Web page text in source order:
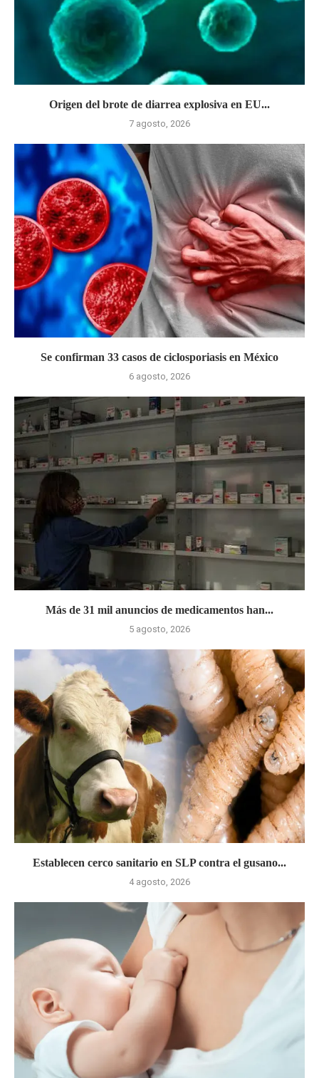
Origen del brote de diarrea explosiva en EU...
7 agosto, 2026
Se confirman 33 casos de ciclosporiasis en México
6 agosto, 2026
Más de 31 mil anuncios de medicamentos han...
5 agosto, 2026
Establecen cerco sanitario en SLP contra el gusano...
4 agosto, 2026